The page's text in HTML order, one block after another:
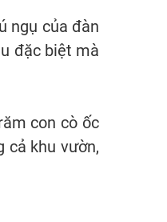
ngụ của đàn
đặc biệt mà
con cò ốc
cả khu vườn,